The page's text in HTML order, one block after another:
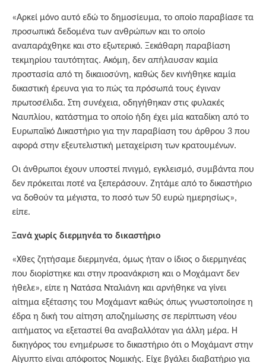
«Αρκεί μόνο αυτό εδώ το δημοσίευμα, το οποίο παραβίασε τα
προσωπικά δεδομένα των ανθρώπων και το οποίο
αναπαράχθηκε και στο εξωτερικό. Ξεκάθαρη παραβίαση
τεκμηρίου ταυτότητας. Ακόμη, δεν απήλαυσαν καμία
προστασία από τη δικαιοσύνη, καθώς δεν κινήθηκε καμία
δικαστική έρευνα για το πώς τα πρόσωπά τους έγιναν
πρωτοσέλιδα. Στη συνέχεια, οδηγήθηκαν στις φυλακές
Ναυπλίου, κατάστημα το οποίο ήδη έχει μία καταδίκη από το
Ευρωπαϊκό Δικαστήριο για την παραβίαση του άρθρου 3 που
αφορά στην εξευτελιστική μεταχείριση των κρατουμένων.
Οι άνθρωποι έχουν υποστεί πνιγμό, εγκλεισμό, συμβάντα που
δεν πρόκειται ποτέ να ξεπεράσουν. Ζητάμε από το δικαστήριο
να δοθούν τα μέγιστα, το ποσό των 50 ευρώ ημερησίως»,
είπε.
Ξανά χωρίς διερμηνέα το δικαστήριο
«Χθες ζητήσαμε διερμηνέα, όμως ήταν ο ίδιος ο διερμηνέας
που διορίστηκε και στην προανάκριση και ο Μοχάμαντ δεν
ήθελε», είπε η Νατάσα Νταλιάνη και αρνήθηκε να γίνει
αίτημα εξέτασης του Μοχάμαντ καθώς όπως γνωστοποίησε η
έδρα η δική του αίτηση αποζημίωσης σε περίπτωση νέου
αιτήματος να εξεταστεί θα αναβαλλόταν για άλλη μέρα. Η
δικηγόρος του ενημέρωσε το δικαστήριο ότι ο Μοχάμαντ στην
Αίγυπτο είναι απόφοιτος Νομικής. Είχε βγάλει διαβατήριο για